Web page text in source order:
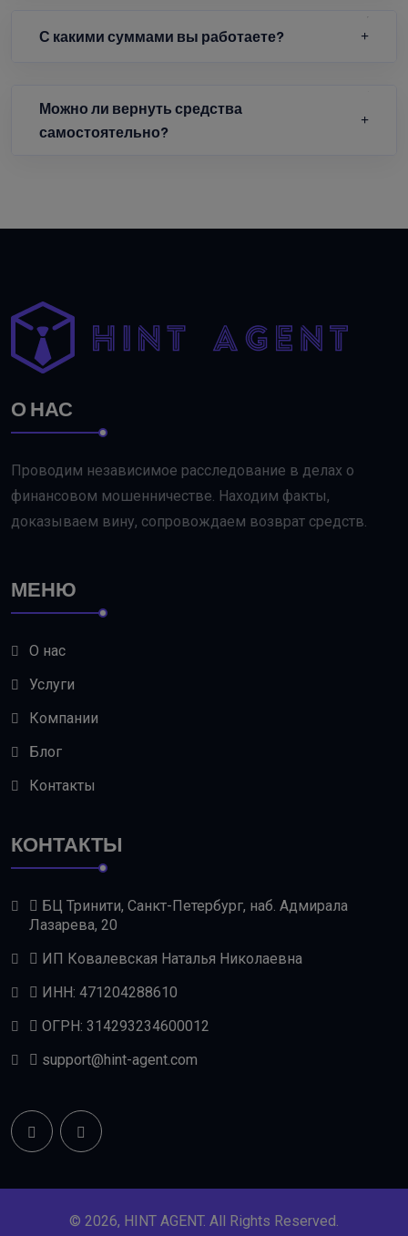
С какими суммами вы работаете?
Можно ли вернуть средства
самостоятельно?
О НАС
Проводим независимое расследование в делах о
финансовом мошенничестве. Находим факты,
доказываем вину, сопровождаем возврат средств.
МЕНЮ
О нас
Услуги
Компании
Блог
Контакты
КОНТАКТЫ
БЦ Тринити, Санкт-Петербург, наб. Адмирала
Лазарева, 20
ИП Ковалевская Наталья Николаевна
ИНН: 471204288610
ОГРН: 314293234600012
support@hint-agent.com
© 2026, HINT AGENT. All Rights Reserved.